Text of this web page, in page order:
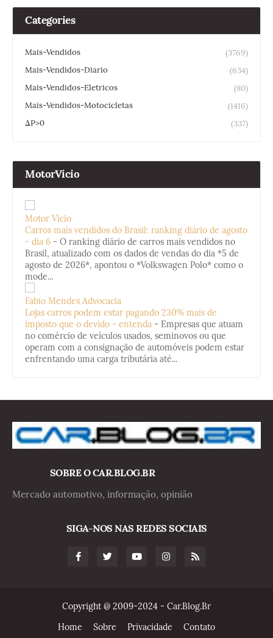
Categories
Mais-Vendidos
(3769)
Mais-Vendidos-Diario
(634)
Mais-Vendidos-Eletricos
(80)
Mais-Vendidos-Motocicletas
(1416)
ΔP>0
(337)
MotorVicio
Motor Vício
Carros mais vendidos do Brasil: ranking diário de agosto
- dia 6 - O ranking diário de carros mais vendidos no
Brasil, atualizado com os dados de vendas do dia *5 de
agosto de 2026*, apontou o *Volkswagen Polo* como o
mode...
Fabio Mendes Advocacia
Lojas carros podem estar pagando 230% mais de
imposto que o devido - entenda - Empresas que atuam
no comércio de veículos usados, seminovos ou que
operam com a consignação de automóveis podem estar
enfrentando uma carga tributária até...
SOBRE O CAR.BLOG.BR
Mercado automotivo, informação, opinião
SIGA-NOS NAS REDES SOCIAIS
Copyright @ 2009-2024 - Car.Blog.Br
Home
Sobre Privacidade Contato